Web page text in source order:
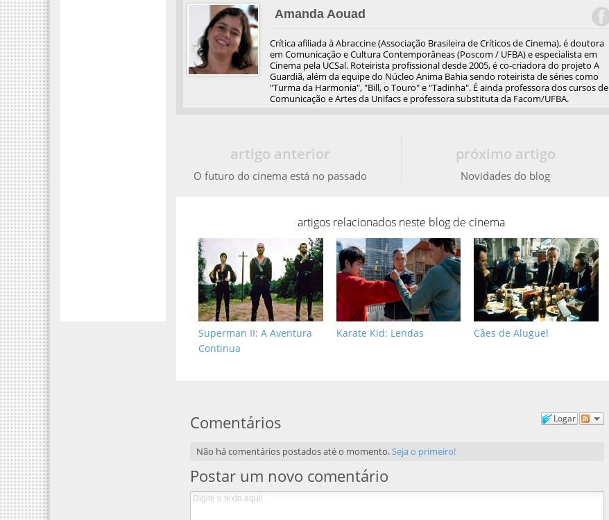
Amanda Aouad
Crítica afiliada à Abraccine (Associação Brasileira de Críticos de Cinema), é doutora
em Comunicação e Cultura Contemporâneas (Poscom / UFBA) e especialista em
Cinema pela UCSal. Roteirista profissional desde 2005, é co-criadora do projeto A
Guardiã, além da equipe do Núcleo Anima Bahia sendo roteirista de séries como
"Turma da Harmonia", "Bill, o Touro" e "Tadinha". É ainda professora dos cursos de
Comunicação e Artes da Unifacs e professora substituta da Facom/UFBA.
próximo artigo
Novidades do blog
artigo anterior
O futuro do cinema está no passado
artigos relacionados neste blog de cinema
Cães de Aluguel
Karate Kid: Lendas
Superman II: A Aventura
Continua
Logar
Comentários
Não há comentários postados até o momento.Seja o primeiro!
Postar um novo comentário